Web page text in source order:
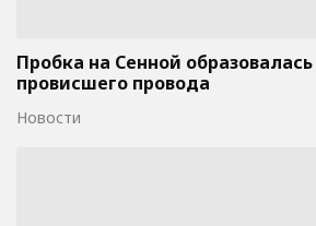
Пробка на Сенной образовалась
провисшего провода
Новости